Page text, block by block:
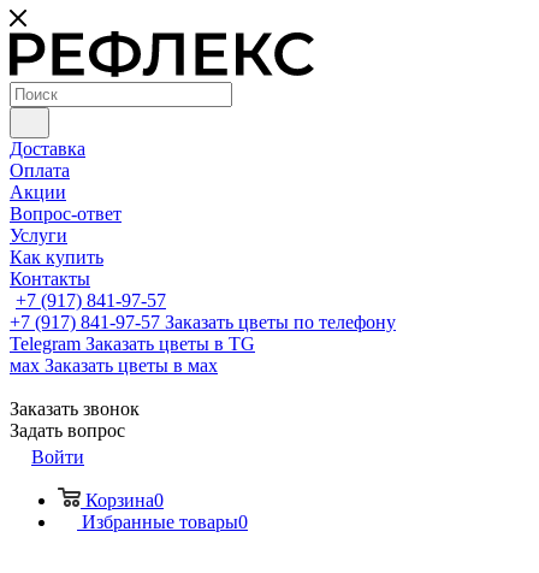
Доставка
Оплата
Акции
Вопрос-ответ
Услуги
Как купить
Контакты
+7 (917) 841-97-57
+7 (917) 841-97-57 Заказать цветы по телефону
Telegram Заказать цветы в TG
мах Заказать цветы в мах
Заказать звонок
Задать вопрос
Войти
Корзина0
Избранные товары0